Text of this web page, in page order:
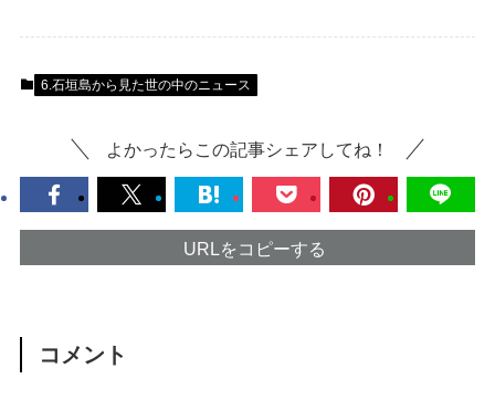
6.石垣島から見た世の中のニュース
よかったらこの記事シェアしてね！
URLをコピーする
コメント